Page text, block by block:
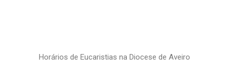
Horários de Eucaristias na Diocese de Aveiro